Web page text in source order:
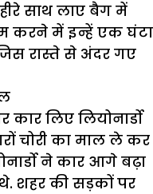
साथ लाए बैग में
करने में इन्हें एक घंटा
रास्ते से अंदर गए
कार लिए लियोनार्डो
चोरी का माल ले कर
ने कार आगे बढ़ा
शहर की सड़कों पर